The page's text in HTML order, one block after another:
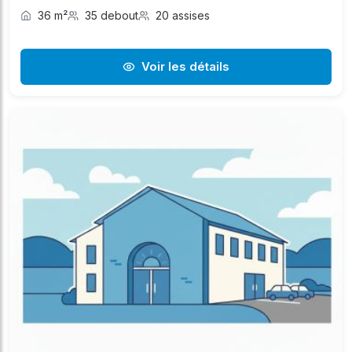
36 m² 35 debout 20 assises
Voir les détails